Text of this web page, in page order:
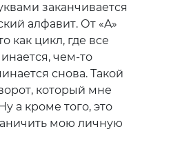
заканчивается
алфавит. От «A»
как цикл, где все
чем-то
снова. Такой
который мне
а кроме того, это
мою личную